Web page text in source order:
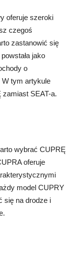
oferuje szeroki
czegoś
zastanowić się
jako
o
W tym artykule
SEAT-a.
wybrać CUPRĘ
oferuje
model CUPRY
się na drodze i